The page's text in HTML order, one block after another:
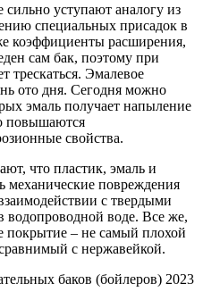
уступают аналогу из
специальных присадок в
коэффициенты расширения,
сам бак, поэтому при
трескаться. Эмалевое
ото дня. Сегодня можно
эмаль получает напыление
повышаются
свойства.
что пластик, эмаль и
механические повреждения
с твердыми
водопроводной воде. Все же,
покрытие – не самый плохой
с нержавейкой.